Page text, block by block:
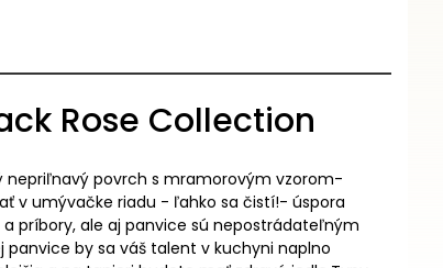
Rose Collection
povrch s mramorovým vzorom-
v umývačke riadu - ľahko sa čistí!- úspora
a príbory, ale aj panvice sú nepostrádateľným
by sa váš talent v kuchyni naplno